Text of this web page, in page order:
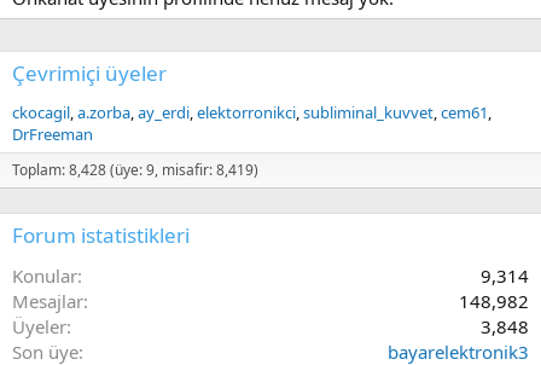
Çevrimiçi üyeler
ckocagil a.zorba ay_erdi elektorronikci subliminal_kuvvet cem61
DrFreeman
Toplam: 8,428 (üye: 9, misafir: 8,419)
Forum istatistikleri
Konular
9,314
Mesajlar
148,982
Üyeler
3,848
Son üye
bayarelektronik3